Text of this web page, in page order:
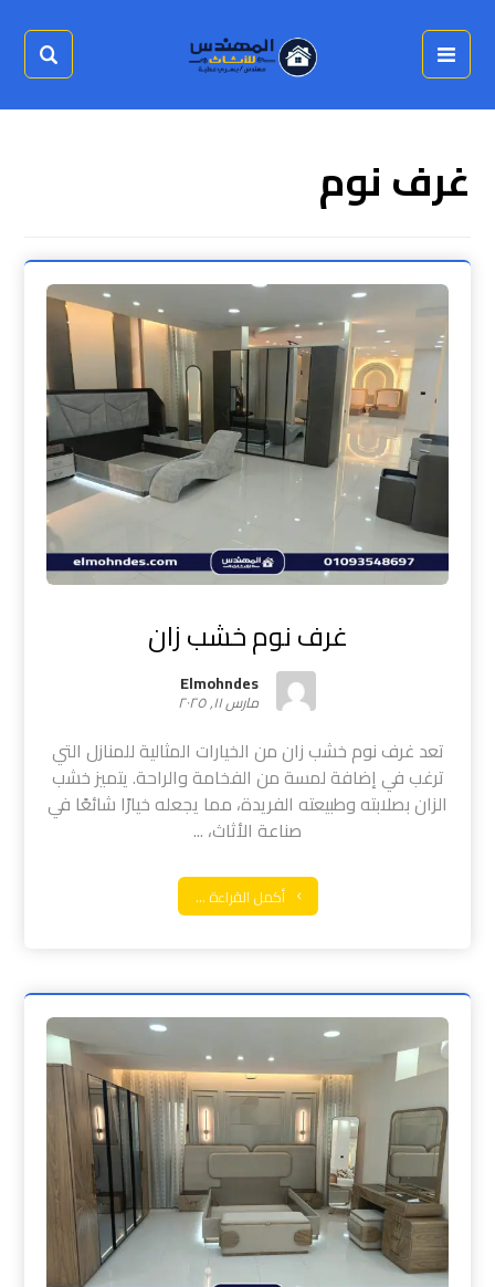
غرف نوم
غرف نوم خشب زان
Elmohndes
مارس ١١, ٢٠٢٥
تعد غرف نوم خشب زان من الخيارات المثالية للمنازل التي
ترغب في إضافة لمسة من الفخامة والراحة. يتميز خشب
الزان بصلابته وطبيعته الفريدة، مما يجعله خيارًا شائعًا في
صناعة الأثاث، ...
أكمل القراءة ...